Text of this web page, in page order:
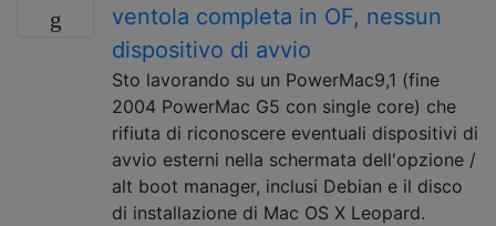
ventola completa in OF, nessun
dispositivo di avvio
Sto lavorando su un PowerMac9,1 (fine
2004 PowerMac G5 con single core) che
rifiuta di riconoscere eventuali dispositivi di
avvio esterni nella schermata dell'opzione /
alt boot manager, inclusi Debian e il disco
di installazione di Mac OS X Leopard.